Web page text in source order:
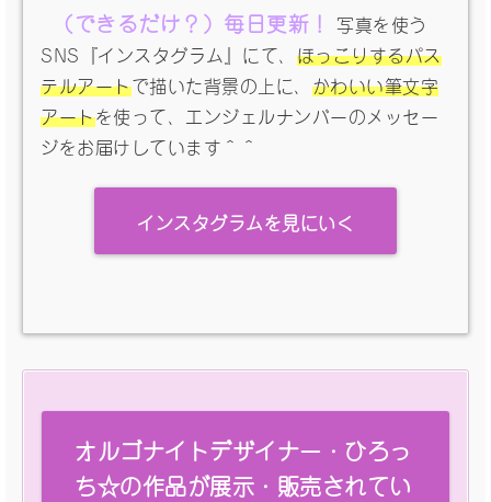
（できるだけ？）毎日更新！
写真を使う
SNS『インスタグラム』にて、 ほっこりするパス
テルアートで描いた背景の上に、 かわいい筆文字
アートを使って、エンジェルナンバーのメッセー
ジをお届けしています＾＾
インスタグラムを見にいく
オルゴナイトデザイナー・ひろっ
ち☆の作品が展示・販売されてい